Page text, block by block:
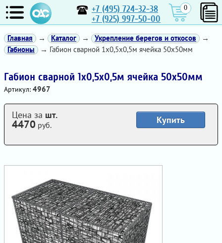
+7 (495) 724-32-38
+7 (925) 997-50-00
0
Главная → Каталог → Укрепление берегов и откосов
→
Габионы
→ Габион сварной 1х0,5х0,5м ячейка 50х50мм
Габион сварной 1х0,5х0,5м ячейка 50х50мм
Артикул: 4967
Купить
Цена за шт.
4470 руб.